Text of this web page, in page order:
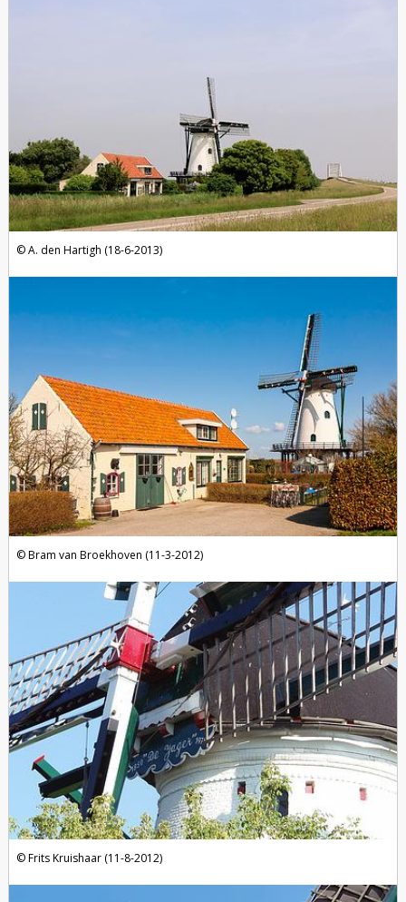
A. den Hartigh (18-6-2013)
Bram van Broekhoven (11-3-2012)
Frits Kruishaar (11-8-2012)